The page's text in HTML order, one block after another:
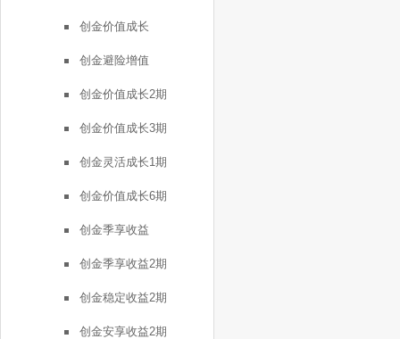
创金价值成长
创金避险增值
创金价值成长2期
创金价值成长3期
创金灵活成长1期
创金价值成长6期
创金季享收益
创金季享收益2期
创金稳定收益2期
创金安享收益2期